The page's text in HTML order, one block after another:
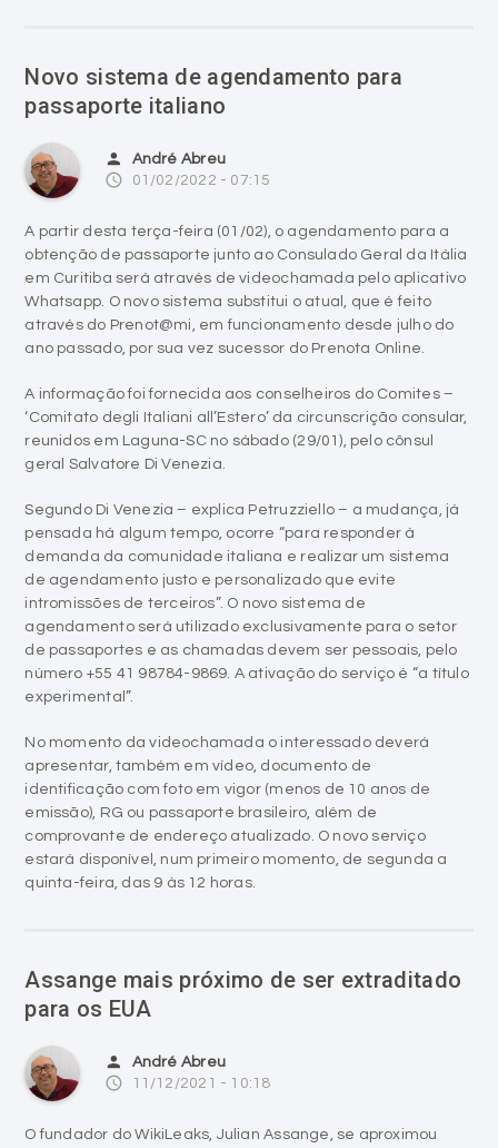
Novo sistema de agendamento para
passaporte italiano
person André Abreu
access_time 01/02/2022 - 07:15
A partir desta terça-feira (01/02), o agendamento para a
obtenção de passaporte junto ao Consulado Geral da Itália
em Curitiba será através de videochamada pelo aplicativo
Whatsapp. O novo sistema substitui o atual, que é feito
através do Prenot@mi, em funcionamento desde julho do
ano passado, por sua vez sucessor do Prenota Online.
A informação foi fornecida aos conselheiros do Comites –
‘Comitato degli Italiani all’Estero’ da circunscrição consular,
reunidos em Laguna-SC no sábado (29/01), pelo cônsul
geral Salvatore Di Venezia.
Segundo Di Venezia – explica Petruzziello – a mudança, já
pensada há algum tempo, ocorre “para responder à
demanda da comunidade italiana e realizar um sistema
de agendamento justo e personalizado que evite
intromissões de terceiros”. O novo sistema de
agendamento será utilizado exclusivamente para o setor
de passaportes e as chamadas devem ser pessoais, pelo
número +55 41 98784-9869. A ativação do serviço é “a título
experimental”.
No momento da videochamada o interessado deverá
apresentar, também em vídeo, documento de
identificação com foto em vigor (menos de 10 anos de
emissão), RG ou passaporte brasileiro, além de
comprovante de endereço atualizado. O novo serviço
estará disponível, num primeiro momento, de segunda a
quinta-feira, das 9 às 12 horas.
Assange mais próximo de ser extraditado
para os EUA
person André Abreu
access_time 11/12/2021 - 10:18
O fundador do WikiLeaks, Julian Assange, se aproximou